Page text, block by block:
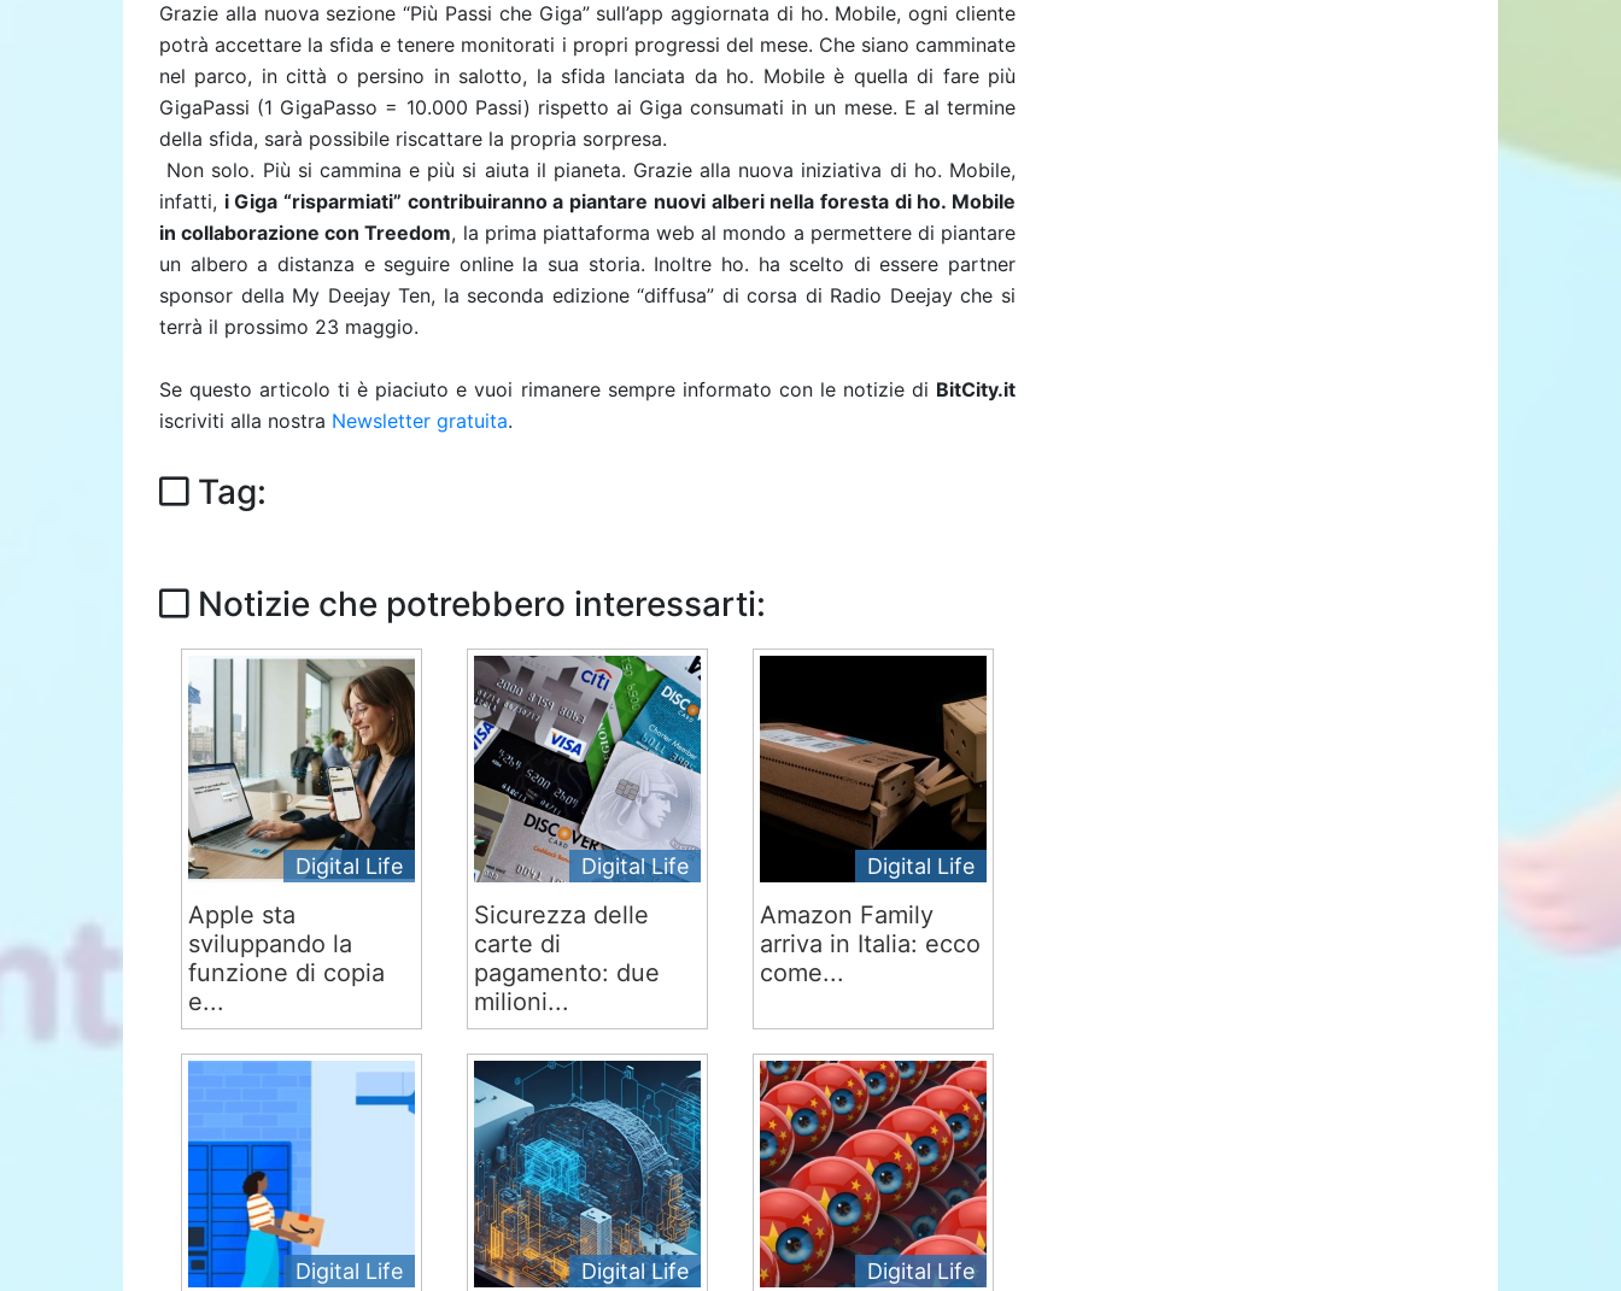
Grazie alla nuova sezione “Più Passi che Giga” sull’app aggiornata di ho. Mobile, ogni cliente
potrà accettare la sfida e tenere monitorati i propri progressi del mese. Che siano camminate
nel parco, in città o persino in salotto, la sfida lanciata da ho. Mobile è quella di fare più
GigaPassi (1 GigaPasso = 10.000 Passi) rispetto ai Giga consumati in un mese. E al termine
della sfida, sarà possibile riscattare la propria sorpresa.
Non solo. Più si cammina e più si aiuta il pianeta. Grazie alla nuova iniziativa di ho. Mobile,
infatti, i Giga “risparmiati” contribuiranno a piantare nuovi alberi nella foresta di ho. Mobile
in collaborazione con Treedom, la prima piattaforma web al mondo a permettere di piantare
un albero a distanza e seguire online la sua storia. Inoltre ho. ha scelto di essere partner
sponsor della My Deejay Ten, la seconda edizione “diffusa” di corsa di Radio Deejay che si
terrà il prossimo 23 maggio.
Se questo articolo ti è piaciuto e vuoi rimanere sempre informato con le notizie di BitCity.it
iscriviti alla nostra Newsletter gratuita.
Tag:
Notizie che potrebbero interessarti:
Digital Life
Apple sta
sviluppando la
funzione di copia
e...
Digital Life
Sicurezza delle
carte di
pagamento: due
milioni...
Digital Life
Amazon Family
arriva in Italia: ecco
come...
Digital Life Digital Life Digital Life